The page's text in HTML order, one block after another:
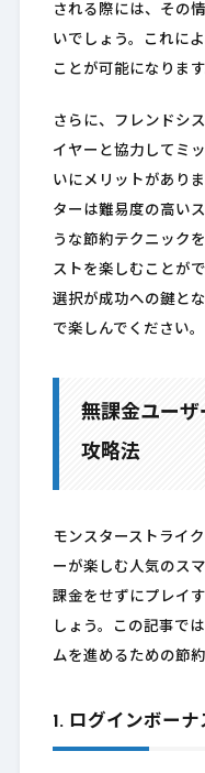
される際には、その
いでしょう。これに
ことが可能になります
さらに、フレンドシ
イヤーと協力してミ
いにメリットがあり
ターは難易度の高い
うな節約テクニック
ストを楽しむことが
選択が成功への鍵と
で楽しんでください。
無課金ユーザ
攻略法
モンスターストライ
ーが楽しむ人気のス
課金をせずにプレイ
しょう。この記事で
ムを進めるための節
1. ログインボー